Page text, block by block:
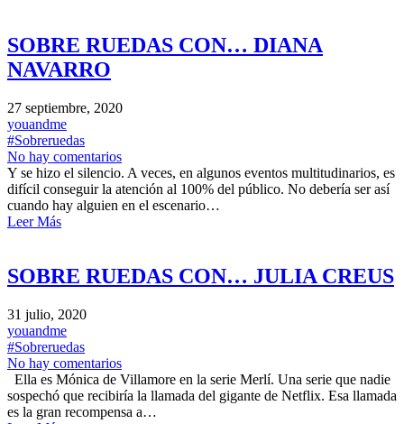
SOBRE RUEDAS CON… DIANA
NAVARRO
27 septiembre, 2020
youandme
#Sobreruedas
No hay comentarios
Y se hizo el silencio. A veces, en algunos eventos multitudinarios, es
difícil conseguir la atención al 100% del público. No debería ser así
cuando hay alguien en el escenario…
Leer Más
SOBRE RUEDAS CON… JULIA CREUS
31 julio, 2020
youandme
#Sobreruedas
No hay comentarios
Ella es Mónica de Villamore en la serie Merlí. Una serie que nadie
sospechó que recibiría la llamada del gigante de Netflix. Esa llamada
es la gran recompensa a…